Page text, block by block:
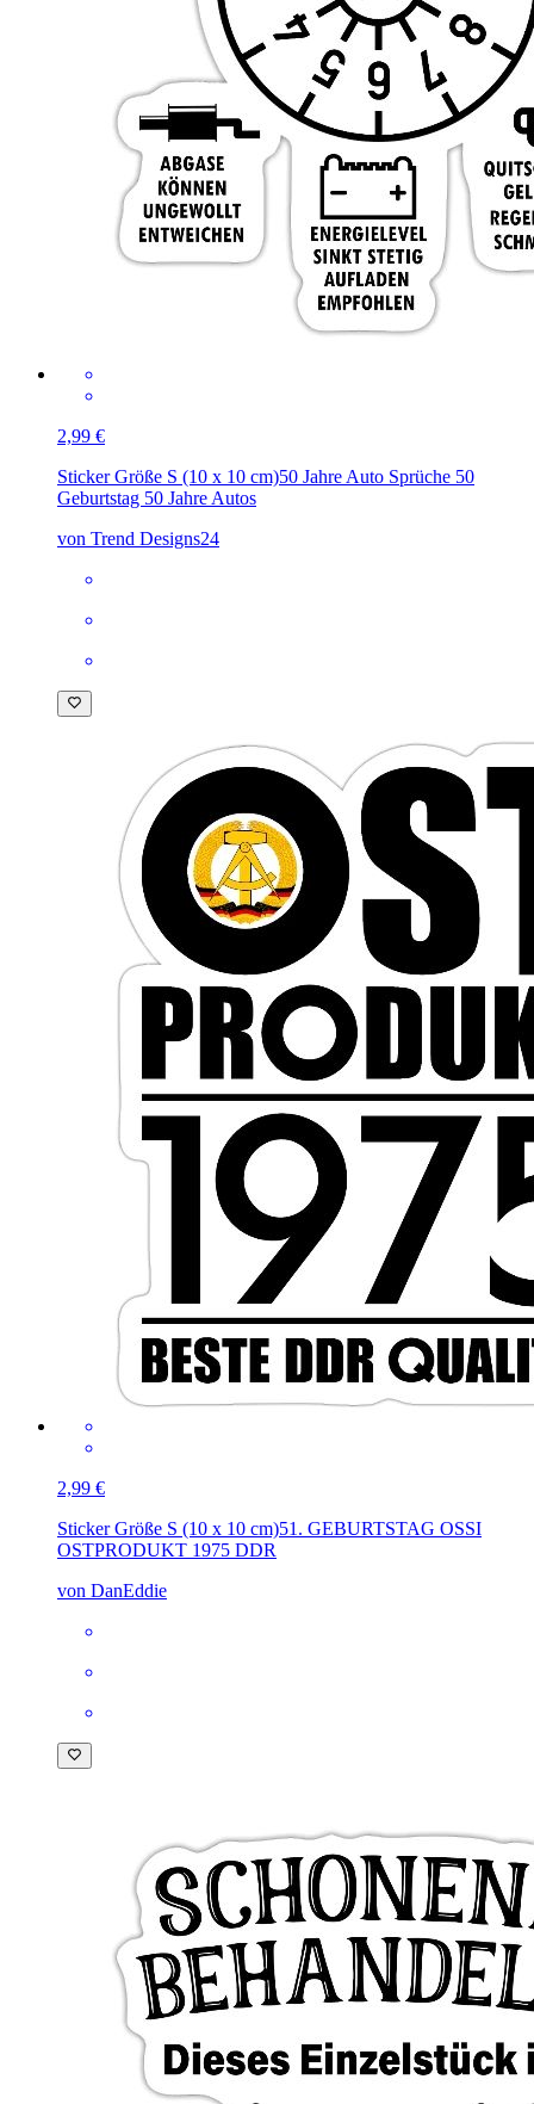
2,99 €
Sticker Größe S (10 x 10 cm)50 Jahre Auto Sprüche 50
Geburtstag 50 Jahre Autos
von Trend Designs24
2,99 €
Sticker Größe S (10 x 10 cm)51. GEBURTSTAG OSSI
OSTPRODUKT 1975 DDR
von DanEddie